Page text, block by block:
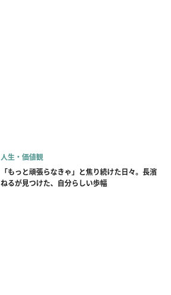
人生・価値観
「もっと頑張らなきゃ」と焦り続けた日々。長濱
ねるが見つけた、自分らしい歩幅